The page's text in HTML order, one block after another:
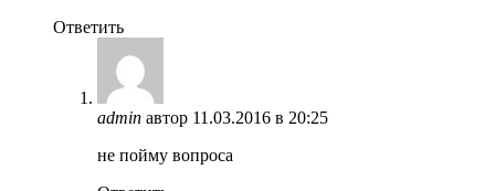
Ответить
admin автор 11.03.2016 в 20:25
не пойму вопроса